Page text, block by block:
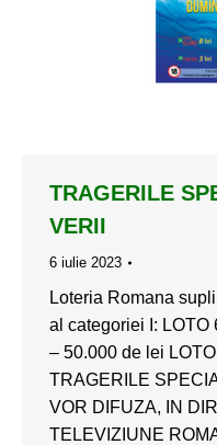
TRAGERILE
VERII
6 iulie 2023
Loteria Romana
al categoriei I: LOTO
– 50.000 de lei
TRAGERILE
VOR DIFUZA, IN
TELEVIZIUNE